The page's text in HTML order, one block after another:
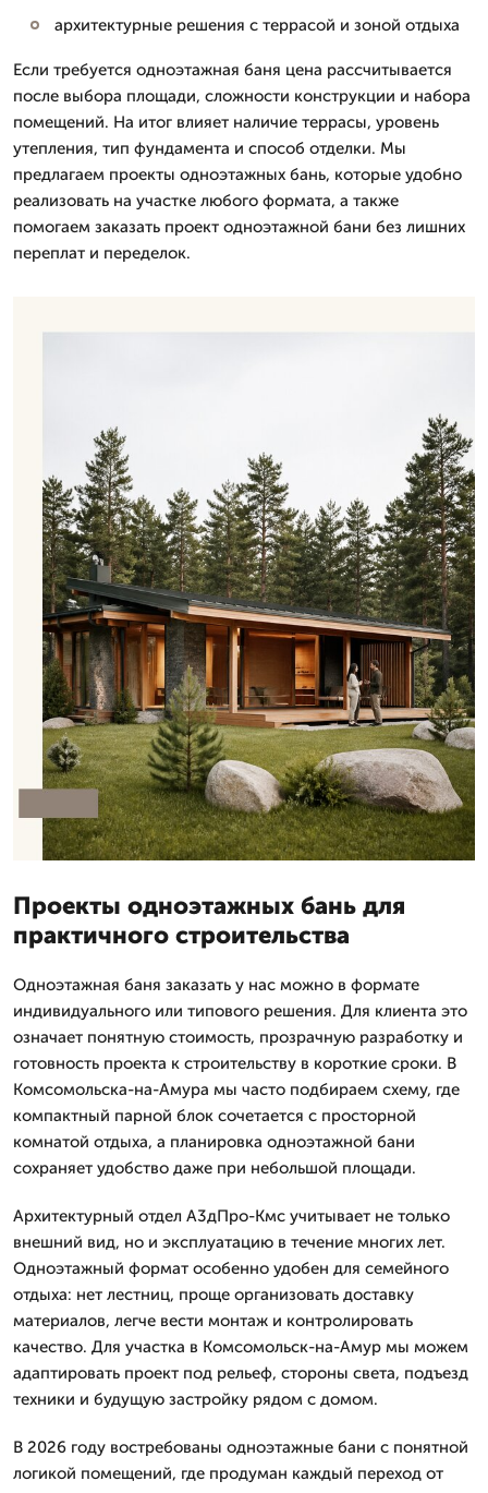
архитектурные решения с террасой и зоной отдыха
Если требуется одноэтажная баня цена рассчитывается
после выбора площади, сложности конструкции и набора
помещений. На итог влияет наличие террасы, уровень
утепления, тип фундамента и способ отделки. Мы
предлагаем проекты одноэтажных бань, которые удобно
реализовать на участке любого формата, а также
помогаем заказать проект одноэтажной бани без лишних
переплат и переделок.
Проекты одноэтажных бань для
практичного строительства
Одноэтажная баня заказать у нас можно в формате
индивидуального или типового решения. Для клиента это
означает понятную стоимость, прозрачную разработку и
готовность проекта к строительству в короткие сроки. В
Комсомольска-на-Амура мы часто подбираем схему, где
компактный парной блок сочетается с просторной
комнатой отдыха, а планировка одноэтажной бани
сохраняет удобство даже при небольшой площади.
Архитектурный отдел А3дПро-Кмс учитывает не только
внешний вид, но и эксплуатацию в течение многих лет.
Одноэтажный формат особенно удобен для семейного
отдыха: нет лестниц, проще организовать доставку
материалов, легче вести монтаж и контролировать
качество. Для участка в Комсомольск-на-Амур мы можем
адаптировать проект под рельеф, стороны света, подъезд
техники и будущую застройку рядом с домом.
В 2026 году востребованы одноэтажные бани с понятной
логикой помещений, где продуман каждый переход от